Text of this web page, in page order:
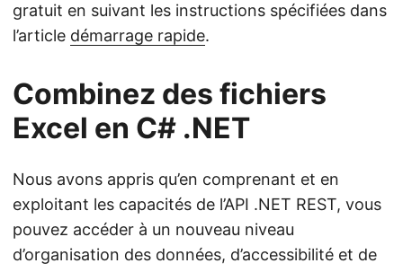
gratuit en suivant les instructions spécifiées dans
l’article démarrage rapide.
Combinez des fichiers
Excel en C# .NET
Nous avons appris qu’en comprenant et en
exploitant les capacités de l’API .NET REST, vous
pouvez accéder à un nouveau niveau
d’organisation des données, d’accessibilité et de